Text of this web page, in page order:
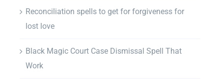
Reconciliation spells to get for forgiveness for
lost love
Black Magic Court Case Dismissal Spell That
Work